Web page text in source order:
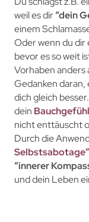
weil es dir“dein
einem
Oder wenn du
bevor es so weit
Vorhaben anders
Gedanken
dich gleich
dein Bauchgefühl
nicht enttäuscht
Durch die
Selbstsabotage”
“innerer
und dein Leben